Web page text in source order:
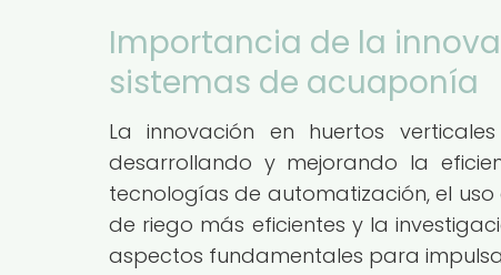
Importancia de la
sistemas de acuaponía
La innovación en huertos
desarrollando y mejorando la
tecnologías de automatización, el
de riego más eficientes y la
aspectos fundamentales para